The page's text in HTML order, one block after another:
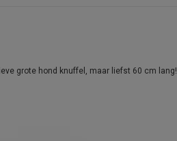
grote hond knuffel, maar liefst 60 cm lang!